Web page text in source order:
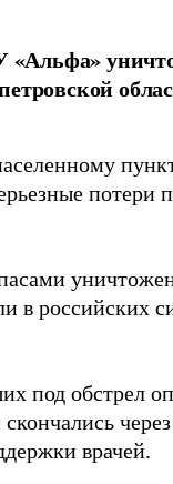
«Альфа»
потери
в российских
под обстрел
врачей.